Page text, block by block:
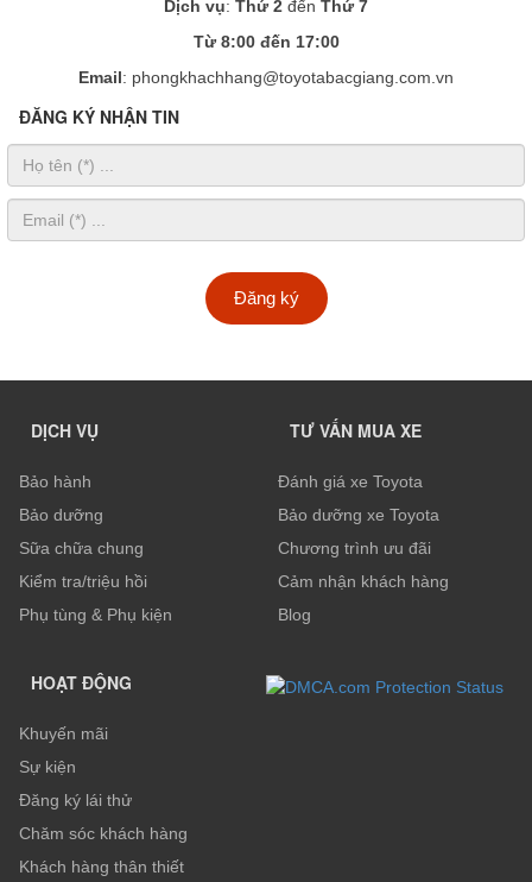
Dịch vụ: Thứ 2 đến Thứ 7
Từ 8:00 đến 17:00
Email: phongkhachhang@toyotabacgiang.com.vn
ĐĂNG KÝ NHẬN TIN
Đăng ký
DỊCH VỤ
Bảo hành
Bảo dưỡng
Sữa chữa chung
Kiểm tra/triệu hồi
Phụ tùng & Phụ kiện
TƯ VẤN MUA XE
Đánh giá xe Toyota
Bảo dưỡng xe Toyota
Chương trình ưu đãi
Cảm nhận khách hàng
Blog
HOẠT ĐỘNG
Khuyến mãi
Sự kiện
Đăng ký lái thử
Chăm sóc khách hàng
Khách hàng thân thiết